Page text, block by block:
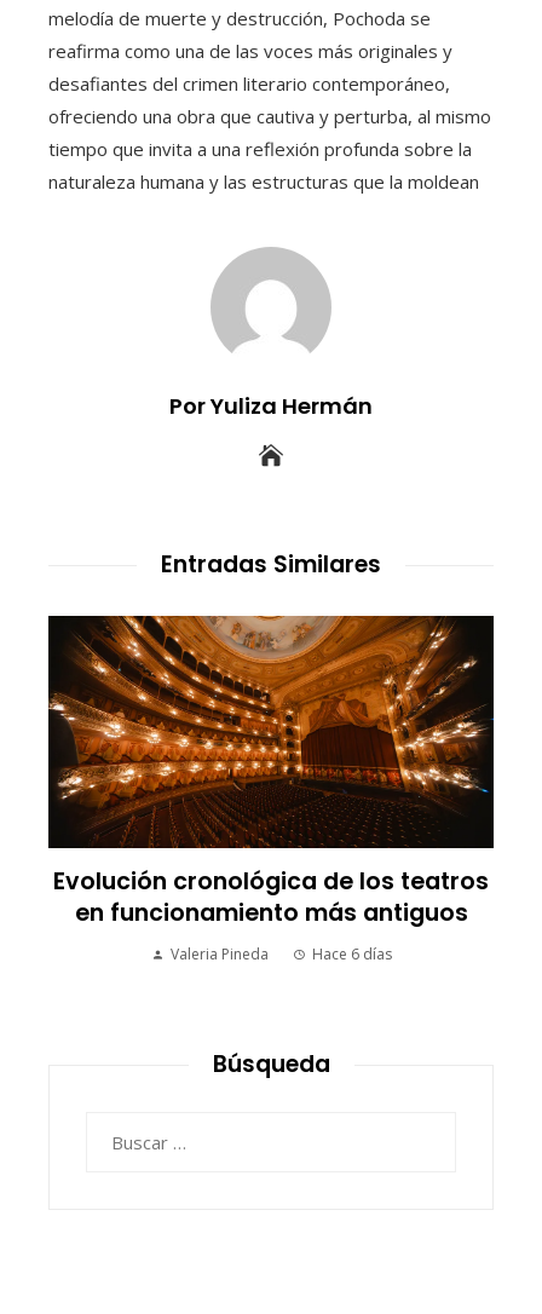
melodía de muerte y destrucción, Pochoda se
reafirma como una de las voces más originales y
desafiantes del crimen literario contemporáneo,
ofreciendo una obra que cautiva y perturba, al mismo
tiempo que invita a una reflexión profunda sobre la
naturaleza humana y las estructuras que la moldean
Por Yuliza Hermán
Entradas Similares
Evolución cronológica de los teatros
en funcionamiento más antiguos
Valeria Pineda Hace 6 días
Búsqueda